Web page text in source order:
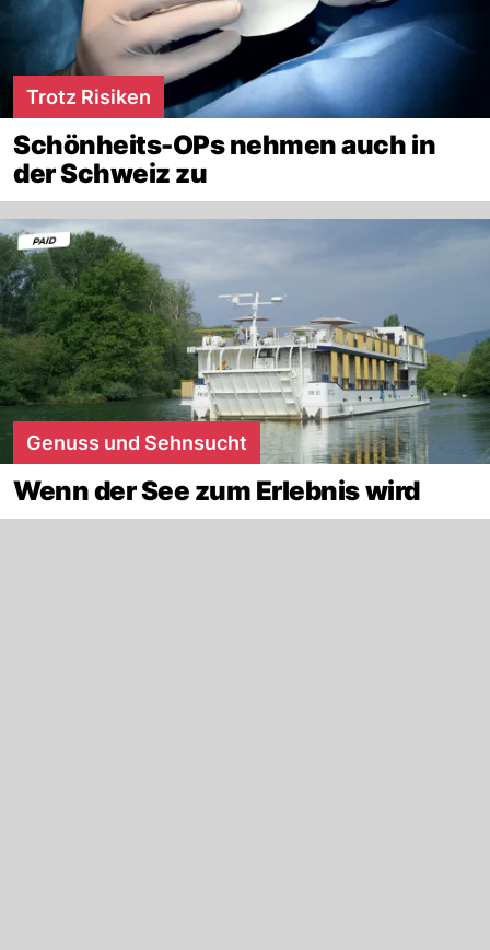
Trotz Risiken
Schönheits-OPs nehmen auch in
der Schweiz zu
Genuss und Sehnsucht
Wenn der See zum Erlebnis wird